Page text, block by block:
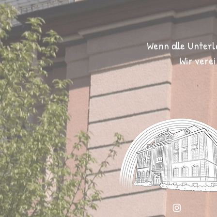
Wenn alle
Wir